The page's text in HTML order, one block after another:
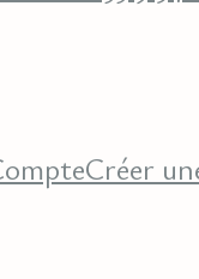
Créer